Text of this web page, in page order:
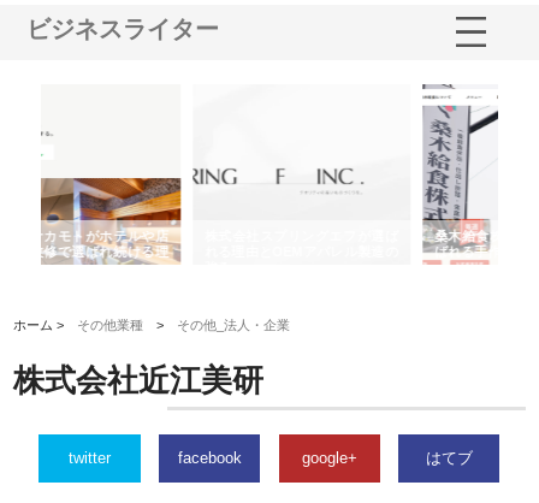
ビジネスライター
株式会社スプリングエフが選ば
れる理由とOEMアパレル製造の
強み
桑木給食株式会社が福山市で選
ばれる手作り弁当配達の理由
ホーム > その他業種 > その他_法人・企業
株式会社近江美研
twitter facebook google+ はてブ